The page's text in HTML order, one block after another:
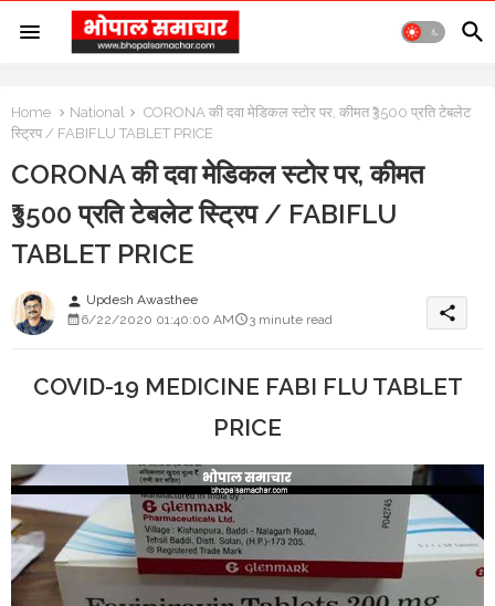
Home National
CORONA की दवा मेडिकल स्टोर पर, कीमत ₹3500 प्रति टेबलेट
स्ट्रिप / FABIFLU TABLET PRICE
CORONA की दवा मेडिकल स्टोर पर, कीमत
₹3500 प्रति टेबलेट स्ट्रिप / FABIFLU
TABLET PRICE
person Updesh Awasthee
6/22/2020 01:40:00 AM
3 minute read share
COVID-19 MEDICINE FABI FLU TABLET
PRICE